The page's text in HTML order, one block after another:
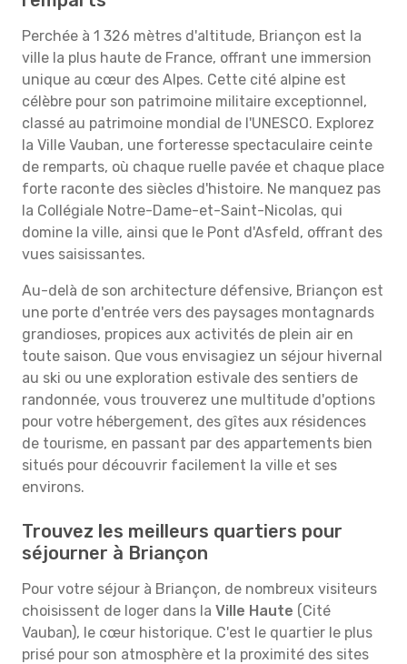
Perchée à 1 326 mètres d'altitude, Briançon est la
ville la plus haute de France, offrant une immersion
unique au cœur des Alpes. Cette cité alpine est
célèbre pour son patrimoine militaire exceptionnel,
classé au patrimoine mondial de l'UNESCO. Explorez
la Ville Vauban, une forteresse spectaculaire ceinte
de remparts, où chaque ruelle pavée et chaque place
forte raconte des siècles d'histoire. Ne manquez pas
la Collégiale Notre-Dame-et-Saint-Nicolas, qui
domine la ville, ainsi que le Pont d'Asfeld, offrant des
vues saisissantes.
Au-delà de son architecture défensive, Briançon est
une porte d'entrée vers des paysages montagnards
grandioses, propices aux activités de plein air en
toute saison. Que vous envisagiez un séjour hivernal
au ski ou une exploration estivale des sentiers de
randonnée, vous trouverez une multitude d'options
pour votre hébergement, des gîtes aux résidences
de tourisme, en passant par des appartements bien
situés pour découvrir facilement la ville et ses
environs.
Trouvez les meilleurs quartiers pour
séjourner à Briançon
Pour votre séjour à Briançon, de nombreux visiteurs
choisissent de loger dans la Ville Haute (Cité
Vauban), le cœur historique. C'est le quartier le plus
prisé pour son atmosphère et la proximité des sites